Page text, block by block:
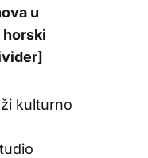
u
horski
kulturno